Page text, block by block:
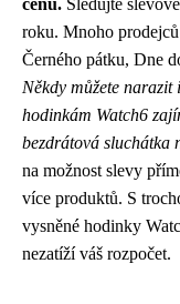
cenu. Sledujte
roku. Mnoho
Černého pátku, Dne
Někdy můžete
hodinkám Watch6
bezdrátová sluchátka
na možnost slevy
více produktů. S
vysněné hodinky
nezatíží váš rozpočet.